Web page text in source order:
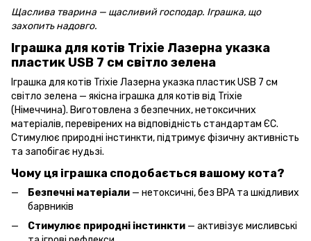
Щаслива тварина — щасливий господар. Іграшка, що
захопить надовго.
Іграшка для котів Trixie Лазерна указка
пластик USB 7 см світло зелена
Іграшка для котів Trixie Лазерна указка пластик USB 7 см
світло зелена — якісна іграшка для котів від Trixie
(Німеччина). Виготовлена з безпечних, нетоксичних
матеріалів, перевірених на відповідність стандартам ЄС.
Стимулює природні інстинкти, підтримує фізичну активність
та запобігає нудьзі.
Чому ця іграшка сподобається вашому кота?
Безпечні матеріали — нетоксичні, без BPA та шкідливих
барвників
Стимулює природні інстинкти — активізує мисливські